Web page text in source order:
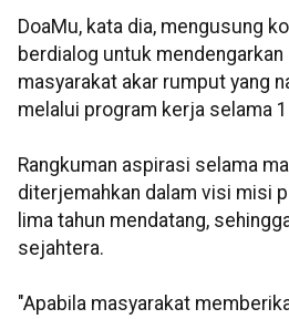
DoaMu, kata dia, mengusung
berdialog untuk
masyarakat akar rumput yang
melalui program kerja selama
Rangkuman aspirasi selama
diterjemahkan dalam visi misi
lima tahun mendatang,
sejahtera.
"Apabila masyarakat